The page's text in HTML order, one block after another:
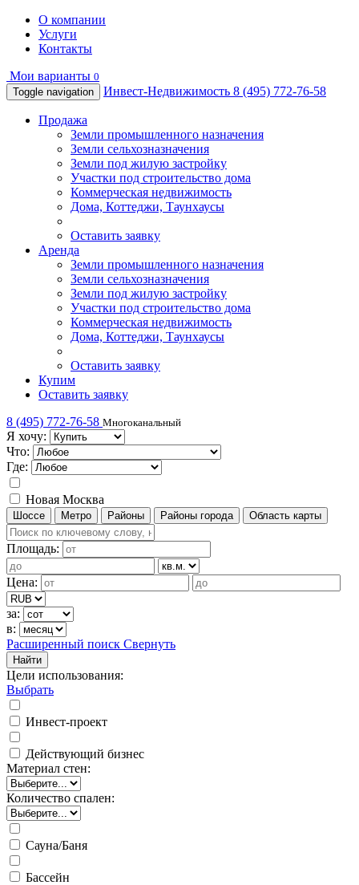
О компании
Услуги
Контакты
Мои варианты 0
Toggle navigation
Инвест-Недвижимость 8 (495) 772-76-58
Продажа
Земли промышленного назначения
Земли сельхозназначения
Земли под жилую застройку
Участки под строительство дома
Коммерческая недвижимость
Дома, Коттеджи, Таунхаусы
Оставить заявку
Аренда
Земли промышленного назначения
Земли сельхозназначения
Земли под жилую застройку
Участки под строительство дома
Коммерческая недвижимость
Дома, Коттеджи, Таунхаусы
Оставить заявку
Купим
Оставить заявку
8 (495) 772-76-58 Многоканальный
Я хочу:
Что:
Где:
Новая Москва
Шоссе Метро Районы Районы города Область карты
Площадь:
Цена:
за:
в:
Расширенный поиск Свернуть
Найти
Цели использования:
Выбрать
Инвест-проект
Действующий бизнес
Материал стен:
Количество спален:
Сауна/Баня
Бассейн